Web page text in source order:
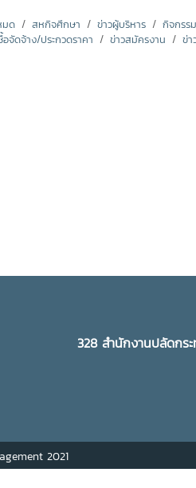
มด สหกิจศึกษา ข่าวผู้บริหาร กิจกรร
จัดจ้าง/ประกวดราคา
ข่าวสมัครงาน ข่า
328 สำนักงานปลัดกร
2021